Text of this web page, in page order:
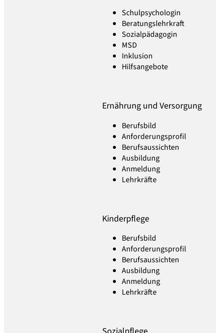
Schulpsychologin
Beratungslehrkraft
Sozialpädagogin
MSD
Inklusion
Hilfsangebote
Ernährung und Versorgung
Berufsbild
Anforderungsprofil
Berufsaussichten
Ausbildung
Anmeldung
Lehrkräfte
Kinderpflege
Berufsbild
Anforderungsprofil
Berufsaussichten
Ausbildung
Anmeldung
Lehrkräfte